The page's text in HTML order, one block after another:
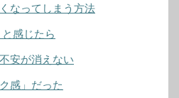
なってしまう方法
と感じたら
安が消えない
感」だった